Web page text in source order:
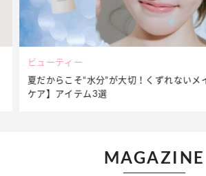
ビューティー
夏だからこそ“水分”が大切！くずれないメ
ケア】アイテム3選
MAGAZINE